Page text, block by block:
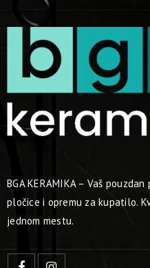
BGA KERAMIKA – Vaš
pločice i opremu za kupatilo.
jednom mestu.